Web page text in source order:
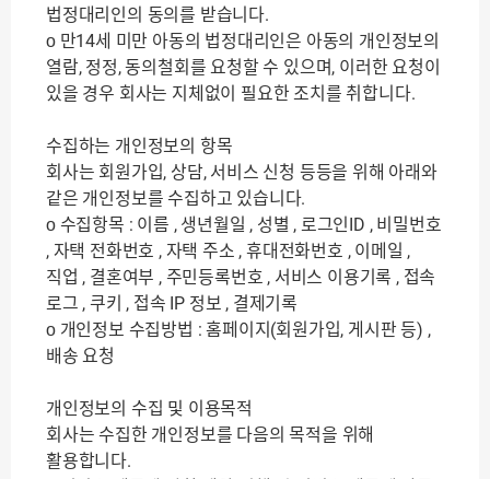
법정대리인의 동의를 받습니다.
ο 만14세 미만 아동의 법정대리인은 아동의 개인정보의
열람, 정정, 동의철회를 요청할 수 있으며, 이러한 요청이
있을 경우 회사는 지체없이 필요한 조치를 취합니다.
수집하는 개인정보의 항목
회사는 회원가입, 상담, 서비스 신청 등등을 위해 아래와
같은 개인정보를 수집하고 있습니다.
ο 수집항목 : 이름 , 생년월일 , 성별 , 로그인ID , 비밀번호
, 자택 전화번호 , 자택 주소 , 휴대전화번호 , 이메일 ,
직업 , 결혼여부 , 주민등록번호 , 서비스 이용기록 , 접속
로그 , 쿠키 , 접속 IP 정보 , 결제기록
ο 개인정보 수집방법 : 홈페이지(회원가입, 게시판 등) ,
배송 요청
개인정보의 수집 및 이용목적
회사는 수집한 개인정보를 다음의 목적을 위해
활용합니다.